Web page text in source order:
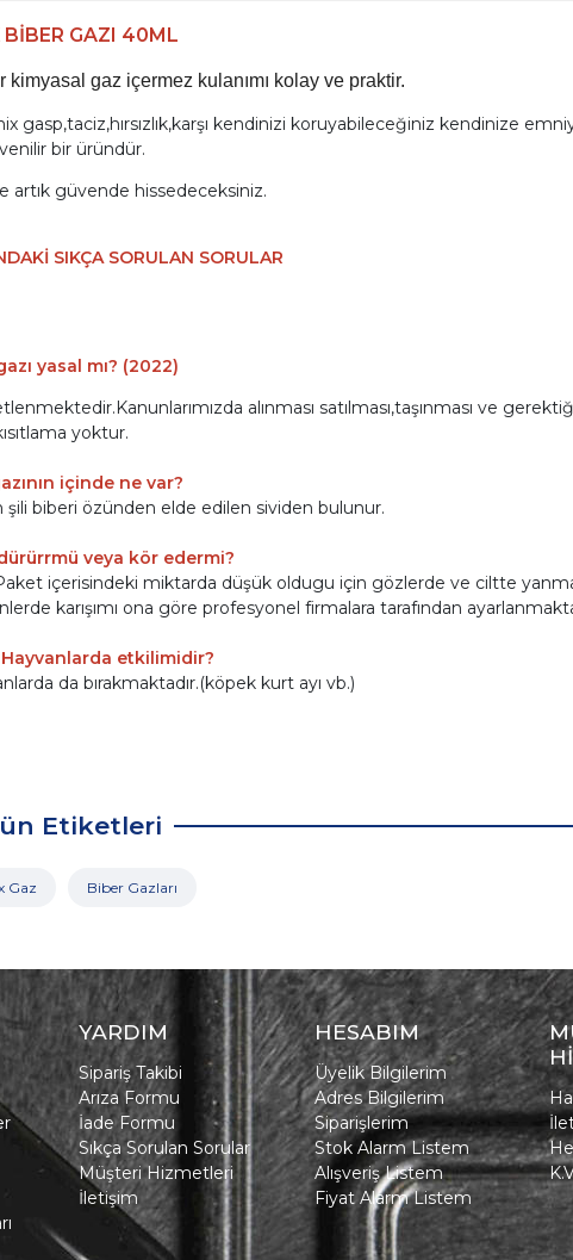
BİBER GAZI 40ML
kimyasal gaz içermez kulanımı kolay ve praktir.
gasp,taciz,hırsızlık,karşı kendinizi koruyabileceğiniz kendinize
bir üründür.
artık güvende hissedeceksiniz.
SIKÇA SORULAN SORULAR
yasal mı? (2022)
alınması satılması,taşınması ve
yoktur.
içinde ne var?
biberi özünden elde edilen sividen bulunur.
veya kör edermi?
içerisindeki miktarda düşük oldugu için gözlerde ve ciltte
karışımı ona göre profesyonel firmalara tarafından
Hayvanlarda etkilimidir?
da bırakmaktadır.(köpek kurt ayı vb.)
Etiketleri
Gaz Biber Gazları
YARDIM
Sipariş Takibi
Arıza Formu
İade Formu
Sıkça Sorulan Sorular
Müşteri Hizmetleri
İletişim
HESABIM
Üyelik Bilgilerim
Adres Bilgilerim
Siparişlerim
Stok Alarm Listem
Alışveriş Listem
Fiyat Alarm Listem